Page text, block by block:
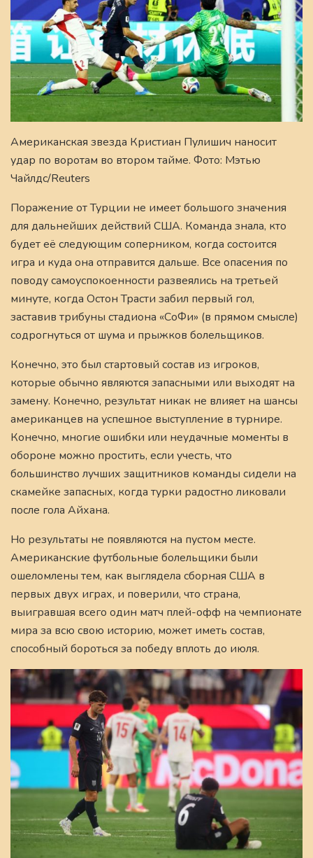
Американская звезда Кристиан Пулишич наносит
удар по воротам во втором тайме. Фото: Мэтью
Чайлдс/Reuters
Поражение от Турции не имеет большого значения
для дальнейших действий США. Команда знала, кто
будет её следующим соперником, когда состоится
игра и куда она отправится дальше. Все опасения по
поводу самоуспокоенности развеялись на третьей
минуте, когда Остон Трасти забил первый гол,
заставив трибуны стадиона «СоФи» (в прямом смысле)
содрогнуться от шума и прыжков болельщиков.
Конечно, это был стартовый состав из игроков,
которые обычно являются запасными или выходят на
замену. Конечно, результат никак не влияет на шансы
американцев на успешное выступление в турнире.
Конечно, многие ошибки или неудачные моменты в
обороне можно простить, если учесть, что
большинство лучших защитников команды сидели на
скамейке запасных, когда турки радостно ликовали
после гола Айхана.
Но результаты не появляются на пустом месте.
Американские футбольные болельщики были
ошеломлены тем, как выглядела сборная США в
первых двух играх, и поверили, что страна,
выигравшая всего один матч плей-офф на чемпионате
мира за всю свою историю, может иметь состав,
способный бороться за победу вплоть до июля.